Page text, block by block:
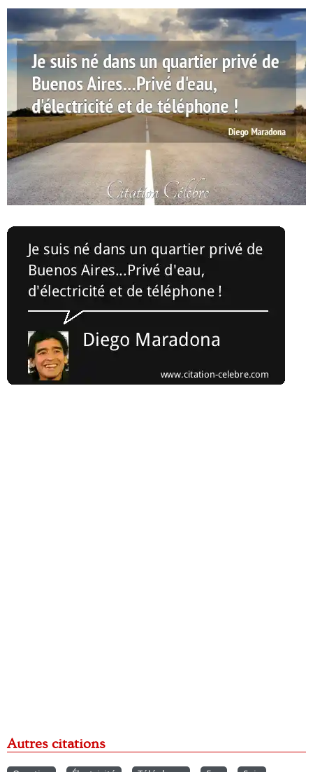
Autres citations